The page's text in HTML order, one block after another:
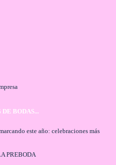
BODAS...
este año: celebraciones más
PREBODA